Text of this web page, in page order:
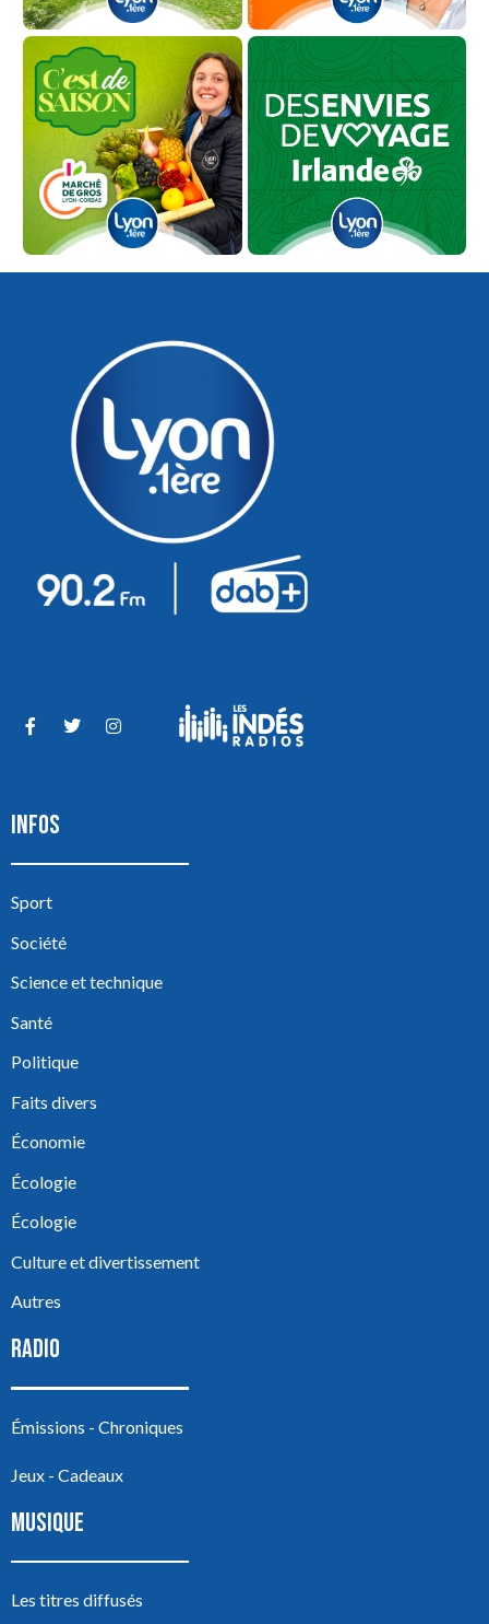
INFOS
Sport
Société
Science et technique
Santé
Politique
Faits divers
Économie
Écologie
Écologie
Culture et divertissement
Autres
RADIO
Émissions - Chroniques
Jeux - Cadeaux
MUSIQUE
Les titres diffusés